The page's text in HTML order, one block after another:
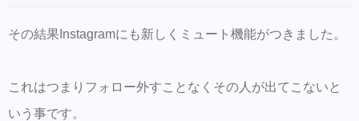
その結果Instagramにも新しくミュート機能がつきました。
これはつまりフォロー外すことなくその人が出てこないと
いう事です。